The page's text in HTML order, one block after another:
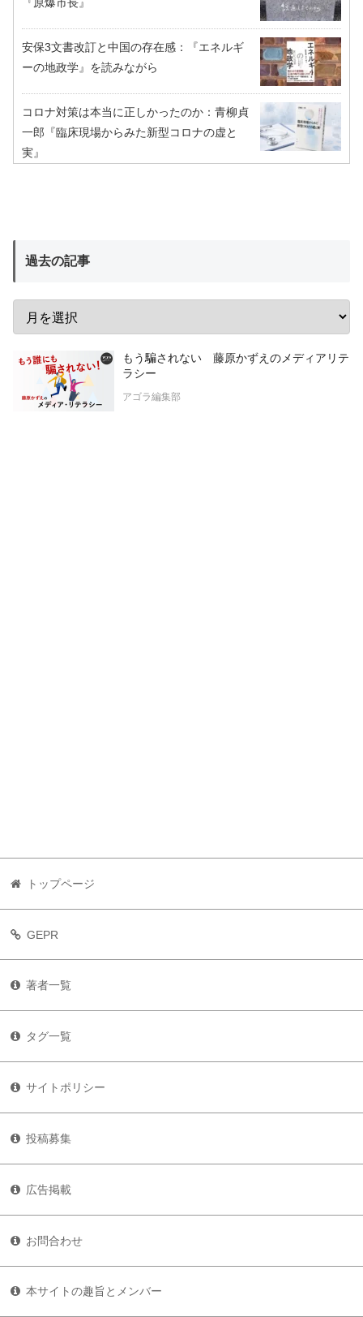
安保3文書改訂と中国の存在感：『エネルギ
ーの地政学』を読みながら
コロナ対策は本当に正しかったのか：青柳貞
一郎『臨床現場からみた新型コロナの虚と
実』
過去の記事
もう騙されない 藤原かずえのメディアリテ
ラシー
アゴラ編集部
トップページ
GEPR
著者一覧
タグ一覧
サイトポリシー
投稿募集
広告掲載
お問合わせ
本サイトの趣旨とメンバー